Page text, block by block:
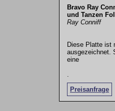
Bravo Ray
und Tanzen
Ray Conniff
Diese Platte ist
ausgezeichnet.
eine
Preisanfrage
.